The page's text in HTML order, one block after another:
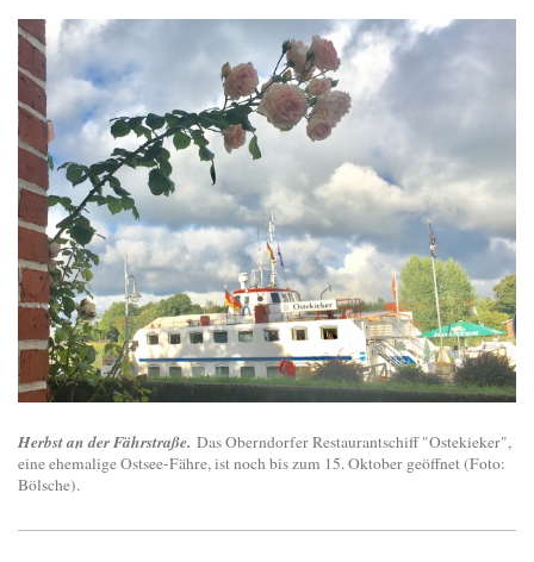
Herbst an der Fährstraße. Das Oberndorfer Restaurantschiff "Ostekieker",
eine ehemalige Ostsee-Fähre, ist noch bis zum 15. Oktober geöffnet (Foto:
Bölsche).